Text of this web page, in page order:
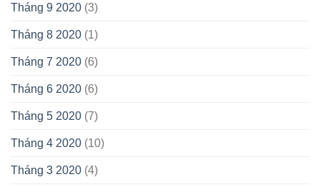
Tháng 9 2020 (3)
Tháng 8 2020 (1)
Tháng 7 2020 (6)
Tháng 6 2020 (6)
Tháng 5 2020 (7)
Tháng 4 2020 (10)
Tháng 3 2020 (4)